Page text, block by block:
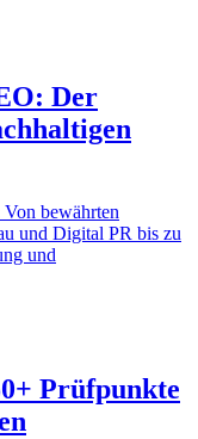
Der
bewährten
und Digital PR bis zu
und
Prüfpunkte